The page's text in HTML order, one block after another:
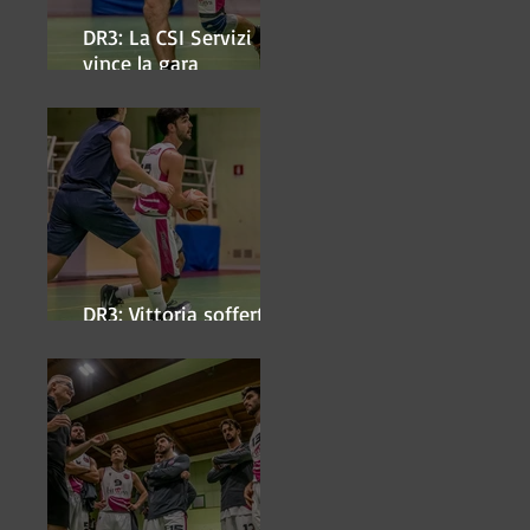
DR3: La CSI Servizi
vince la gara
DR3: Vittoria sofferta a